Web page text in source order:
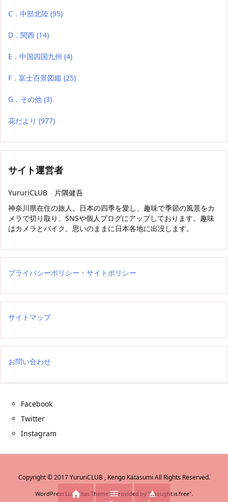
C．中部北陸 (95)
D．関西 (14)
E．中国四国九州 (4)
F．富士百景図鑑 (25)
G．その他 (3)
花だより (977)
サイト運営者
YururiCLUB 片隅健吾
神奈川県在住の旅人。日本の四季を愛し、趣味で季節の風景をカ
メラで切り取り、SNSや個人ブログにアップしております。趣味
はカメラとバイク。思いのままに日本各地に出没します。
プライバシーポリシー・サイトポリシー
サイトマップ
お問い合わせ
Facebook
Twitter
Instagram
Copyright ©2017 YururiCLUB , Kengo Katasumi All Rights Reserved.
WordPress Luxeritas Theme is provided by "Thought is free".
  